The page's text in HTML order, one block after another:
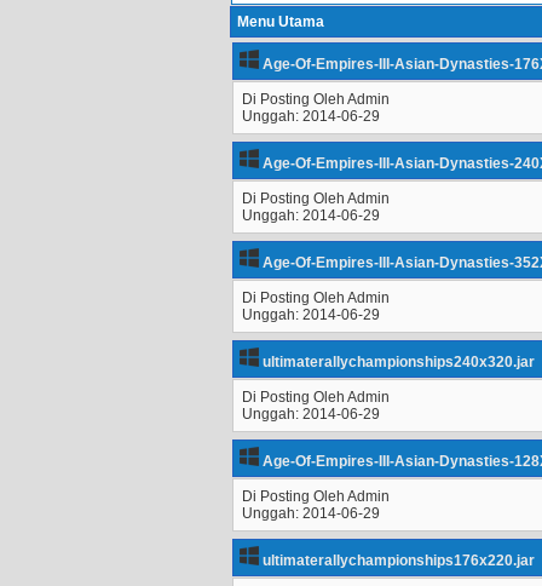
Menu Utama
Age-Of-Empires-III-Asian-Dynasties-
Di Posting Oleh Admin
Unggah: 2014-06-29
Age-Of-Empires-III-Asian-Dynasties-
Di Posting Oleh Admin
Unggah: 2014-06-29
Age-Of-Empires-III-Asian-Dynasties-
Di Posting Oleh Admin
Unggah: 2014-06-29
ultimaterallychampionships240x320.jar
Di Posting Oleh Admin
Unggah: 2014-06-29
Age-Of-Empires-III-Asian-Dynasties-
Di Posting Oleh Admin
Unggah: 2014-06-29
ultimaterallychampionships176x220.jar